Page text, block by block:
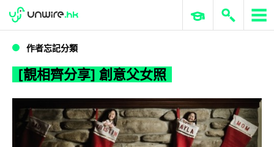
[靚相齊分享] 創意父女照
WWDC 2026 ERP 與商業 AI
作者忘記分類
[靚相齊分享] 創意父女照